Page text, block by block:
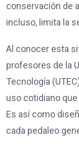
conservación de
incluso, limita la
Al conocer esta
profesores de la
Tecnología
uso cotidiano
Es así como
cada pedaleo